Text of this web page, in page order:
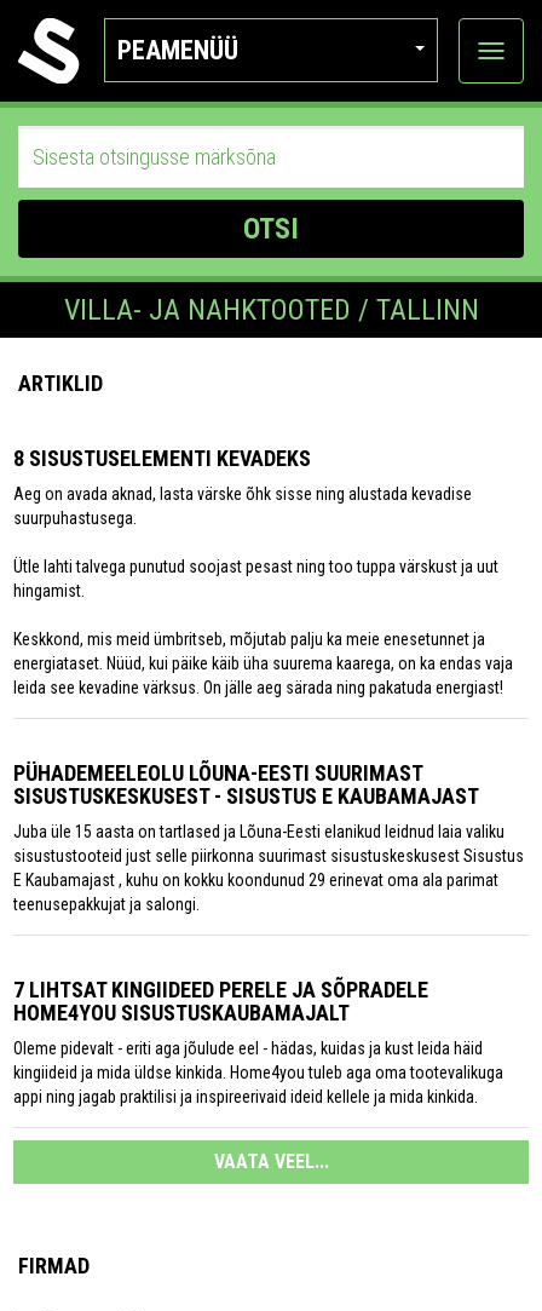
PEAMENÜÜ
Ava
OTSI
VILLA- JA NAHKTOOTED / TALLINN
ARTIKLID
8 SISUSTUSELEMENTI KEVADEKS
Aeg on avada aknad, lasta värske õhk sisse ning alustada kevadise
suurpuhastusega.
Ütle lahti talvega punutud soojast pesast ning too tuppa värskust ja uut
hingamist.
Keskkond, mis meid ümbritseb, mõjutab palju ka meie enesetunnet ja
energiataset. Nüüd, kui päike käib üha suurema kaarega, on ka endas vaja
leida see kevadine värksus. On jälle aeg särada ning pakatuda energiast!
PÜHADEMEELEOLU LÕUNA-EESTI SUURIMAST
SISUSTUSKESKUSEST - SISUSTUS E KAUBAMAJAST
Juba üle 15 aasta on tartlased ja Lõuna-Eesti elanikud leidnud laia valiku
sisustustooteid just selle piirkonna suurimast sisustuskeskusest Sisustus
E Kaubamajast , kuhu on kokku koondunud 29 erinevat oma ala parimat
teenusepakkujat ja salongi.
7 LIHTSAT KINGIIDEED PERELE JA SÕPRADELE
HOME4YOU SISUSTUSKAUBAMAJALT
Oleme pidevalt - eriti aga jõulude eel - hädas, kuidas ja kust leida häid
kingiideid ja mida üldse kinkida. Home4you tuleb aga oma tootevalikuga
appi ning jagab praktilisi ja inspireerivaid ideid kellele ja mida kinkida.
VAATA VEEL...
FIRMAD